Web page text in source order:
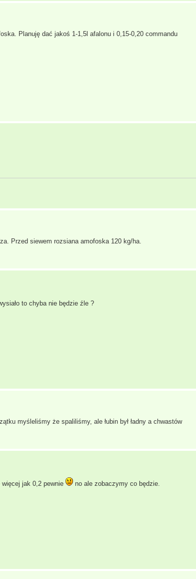
Planuję dać jakoś 1-1,5l afalonu i 0,15-0,20 commandu
Przed siewem rozsiana amofoska 120 kg/ha.
to chyba nie będzie źle ?
myśleliśmy że spaliliśmy, ale łubin był ładny a chwastów
jak 0,2 pewnie no ale zobaczymy co będzie.